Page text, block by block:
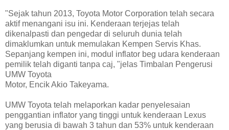
"Sejak tahun 2013, Toyota Motor Corporation telah secara
aktif menangani isu ini. Kenderaan terjejas telah
dikenalpasti dan pengedar di seluruh dunia telah
dimaklumkan untuk memulakan Kempen Servis Khas.
Sepanjang kempen ini, modul inflator beg udara kenderaan
pemilik telah diganti tanpa caj, "jelas Timbalan Pengerusi
UMW Toyota
Motor, Encik Akio Takeyama.
UMW Toyota telah melaporkan kadar penyelesaian
penggantian inflator yang tinggi untuk kenderaan Lexus
yang berusia di bawah 3 tahun dan 53% untuk kenderaan